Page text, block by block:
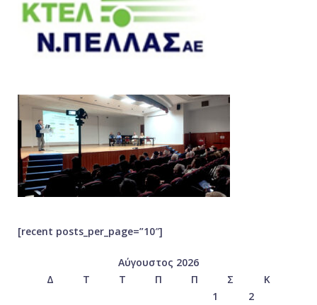
[recent posts_per_page=”10″]
Αύγουστος 2026
Δ
Τ Τ Π Π Σ
Κ
1
2